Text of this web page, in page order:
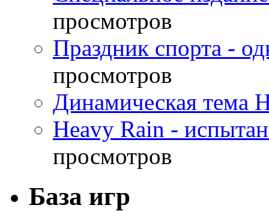
просмотров
Праздник спорта -
просмотров
Динамическая тема
Heavy Rain -
просмотров
База игр